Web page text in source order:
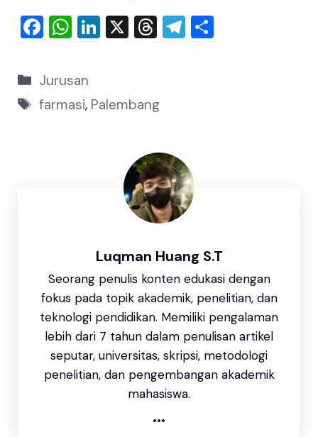
F
c
e
b
W
at
s
A
Li
e
dI
X T
a
d
T
Jurusan
farmasi, Palembang
Luqman Huang S.T
Seorang penulis konten edukasi dengan
fokus pada topik akademik, penelitian, dan
teknologi pendidikan. Memiliki pengalaman
lebih dari 7 tahun dalam penulisan artikel
seputar, universitas, skripsi, metodologi
penelitian, dan pengembangan akademik
mahasiswa.
...